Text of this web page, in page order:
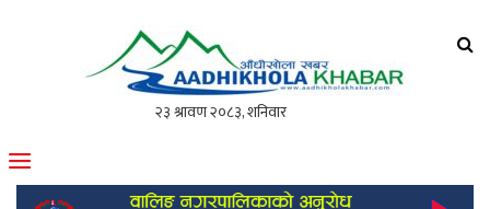
मोफसलकै लोकप्रिय अनलाइन पत्रिका